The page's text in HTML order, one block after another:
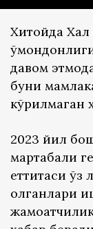
Хитойда
давом
буни
кўрилмаган
2023 йил
мартабали
еттитаси ўз
қолганлари
жамоатчилик